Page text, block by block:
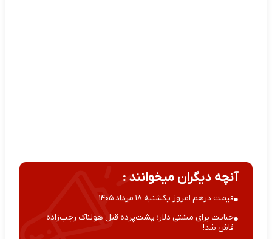
آنچه دیگران میخوانند :
قیمت درهم امروز یکشنبه ۱۸ مرداد ۱۴۰۵
جنایت برای مشتی دلار؛ پشت‌پرده قتل هولناک رجب‌زاده
فاش شد!